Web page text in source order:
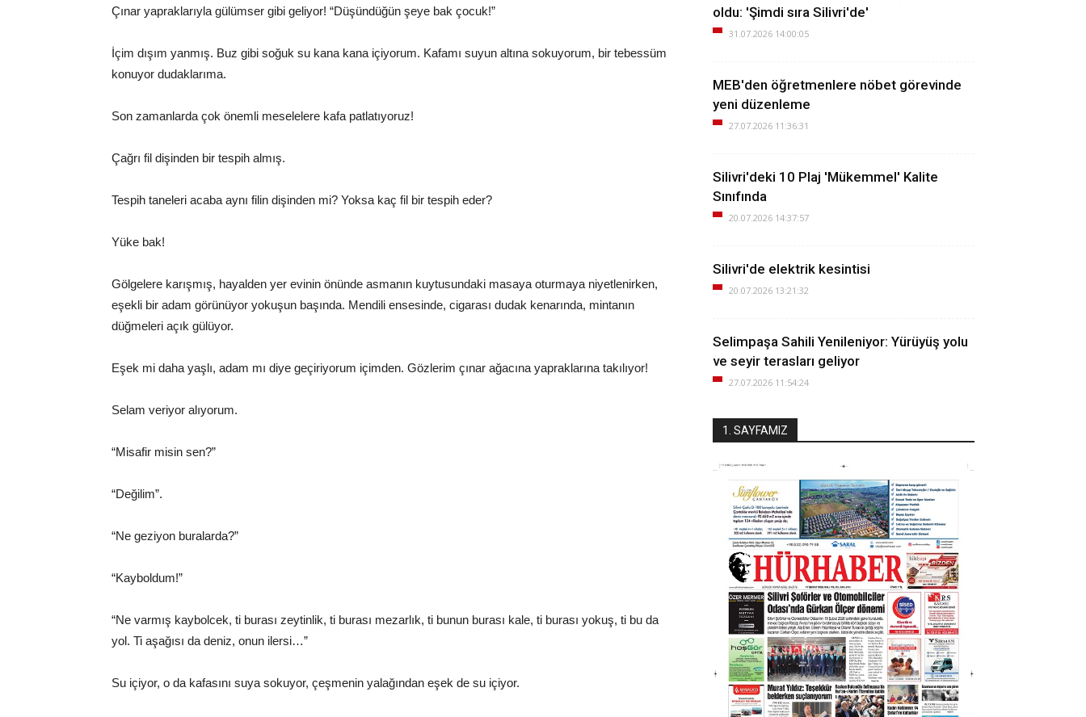
Çınar yapraklarıyla gülümser gibi geliyor! “Düşündüğün şeye bak çocuk!”
İçim dışım yanmış. Buz gibi soğuk su kana kana içiyorum. Kafamı suyun altına sokuyorum, bir tebessüm
konuyor dudaklarıma.
Son zamanlarda çok önemli meselelere kafa patlatıyoruz!
Çağrı fil dişinden bir tespih almış.
Tespih taneleri acaba aynı filin dişinden mi? Yoksa kaç fil bir tespih eder?
Yüke bak!
Gölgelere karışmış, hayalden yer evinin önünde asmanın kuytusundaki masaya oturmaya niyetlenirken,
eşekli bir adam görünüyor yokuşun başında. Mendili ensesinde, cigarası dudak kenarında, mintanın
düğmeleri açık gülüyor.
Eşek mi daha yaşlı, adam mı diye geçiriyorum içimden. Gözlerim çınar ağacına yapraklarına takılıyor!
Selam veriyor alıyorum.
“Misafir misin sen?”
“Değilim”.
“Ne geziyon buralarda?”
“Kayboldum!”
“Ne varmış kaybolcek, ti burası zeytinlik, ti burası mezarlık, ti bunun burası kale, ti burası yokuş, ti bu da
yol. Ti aşağısı da deniz, onun ilersi…”
Su içiyor, o da kafasını suya sokuyor, çeşmenin yalağından eşek de su içiyor.
oldu: 'Şimdi sıra Silivri'de'
31.07.2026 14:00:05
MEB'den öğretmenlere nöbet görevinde
yeni düzenleme
27.07.2026 11:36:31
Silivri'deki 10 Plaj 'Mükemmel' Kalite
Sınıfında
20.07.2026 14:37:57
Silivri'de elektrik kesintisi
20.07.2026 13:21:32
Selimpaşa Sahili Yenileniyor: Yürüyüş yolu
ve seyir terasları geliyor
27.07.2026 11:54:24
1. SAYFAMIZ